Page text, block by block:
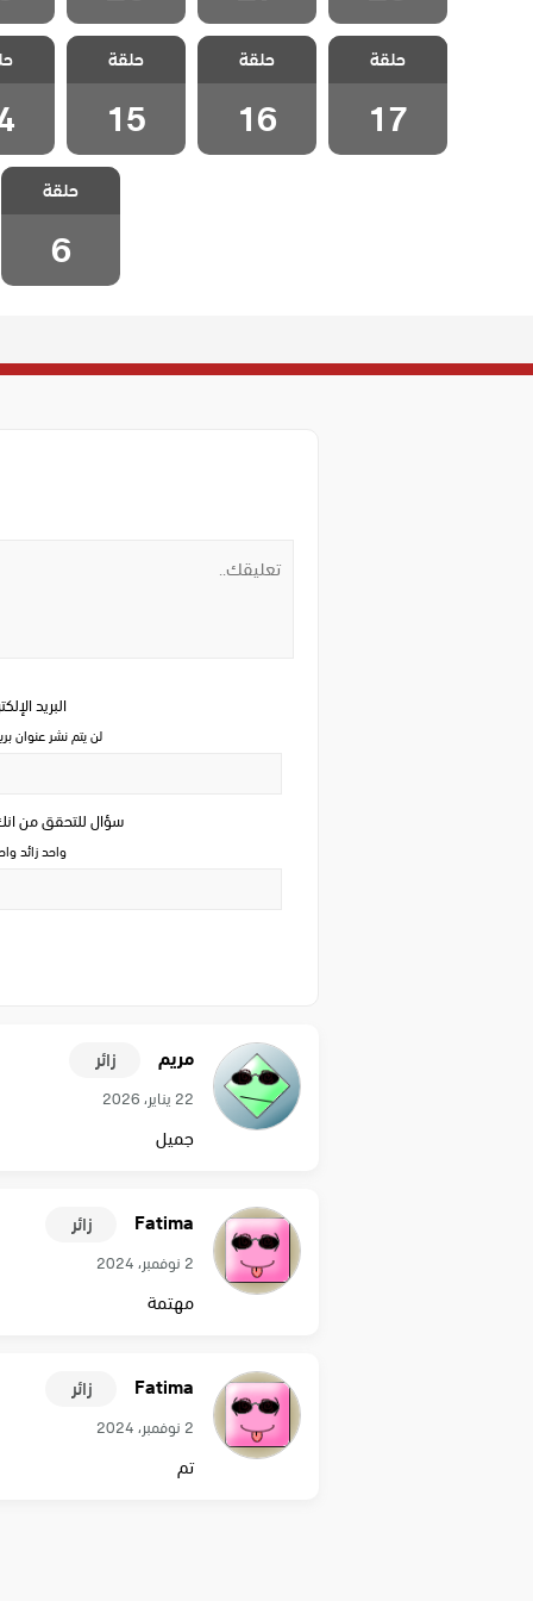
مسلسل كذبتي
الجميلة مدبلج
الحلقة 17
حلقة
17
مسلسل كذبتي
الجميلة مدبلج
الحلقة 16
حلقة
16
مسلسل كذبتي
الجميلة مدبلج
الحلقة 15
حلقة
15
مسلسل كذبتي
الجميلة مدبلج
الحلقة 6
حلقة
6
سؤال للتحقق من
واحد زائد
البريد
لن يتم نشر عنوان
مريم زائر
22 يناير، 2026
جميل
Fatima زائر
2 نوفمبر، 2024
مهتمة
Fatima زائر
2 نوفمبر، 2024
تم